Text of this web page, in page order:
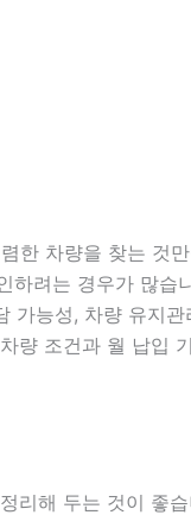
한 차량을 찾는 것
하려는 경우가 많
능성, 차량 유지
량 조건과 월 납입
리해 두는 것이